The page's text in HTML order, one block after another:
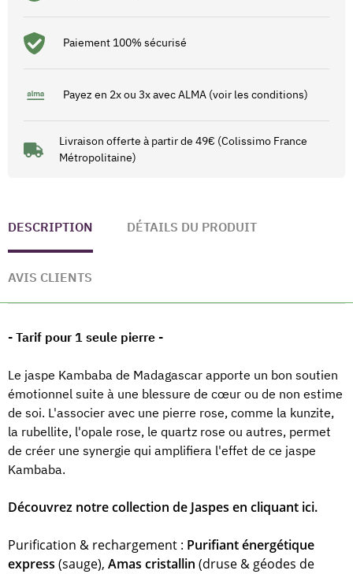
Paiement 100% sécurisé
Payez en 2x ou 3x avec ALMA (voir les conditions)
Livraison offerte à partir de 49€ (Colissimo France
Métropolitaine)
DESCRIPTION DÉTAILS DU PRODUIT
AVIS CLIENTS
- Tarif pour 1 seule pierre -
Le jaspe Kambaba de Madagascar apporte un bon soutien
émotionnel suite à une blessure de cœur ou de non estime
de soi. L'associer avec une pierre rose, comme la kunzite,
la rubellite, l'opale rose, le quartz rose ou autres, permet
de créer une synergie qui amplifiera l'effet de ce jaspe
Kambaba.
Découvrez notre collection de Jaspes en cliquant ici.
Purification & rechargement : Purifiant énergétique
express (sauge), Amas cristallin (druse & géodes de